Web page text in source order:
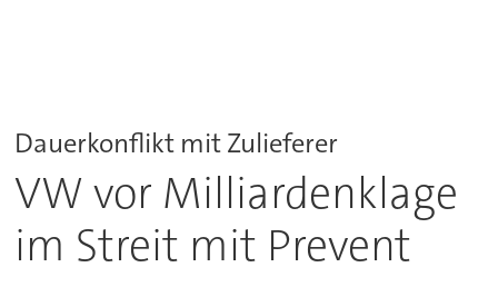
Dauerkonflikt mit Zulieferer
VW vor Milliardenklage
im Streit mit Prevent